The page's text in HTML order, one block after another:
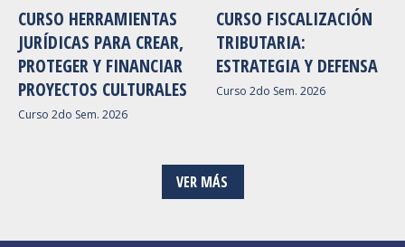
CURSO HERRAMIENTAS
JURÍDICAS PARA CREAR,
PROTEGER Y FINANCIAR
PROYECTOS CULTURALES
Curso 2do Sem. 2026
CURSO FISCALIZACIÓN
TRIBUTARIA:
ESTRATEGIA Y DEFENSA
Curso 2do Sem. 2026
VER MÁS